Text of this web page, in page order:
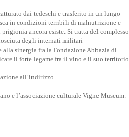
dai tedeschi e trasferito in un lungo
in condizioni terribili di malnutrizione e
ancora esiste. Si tratta del complesso
degli internati militari
sinergia fra la Fondazione Abbazia di
il forte legame fra il vino e il suo territorio
all’indirizzo
e l’associazione culturale Vigne Museum.